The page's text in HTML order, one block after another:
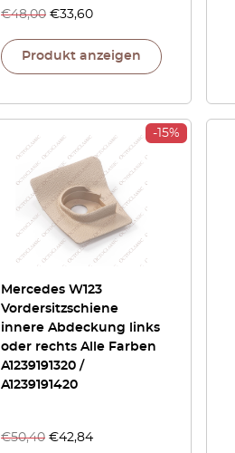
€48,00 €33,60
Produkt anzeigen
-15%
Mercedes W123
Vordersitzschiene
innere Abdeckung links
oder rechts Alle Farben
A1239191320 /
A1239191420
€50,40 €42,84